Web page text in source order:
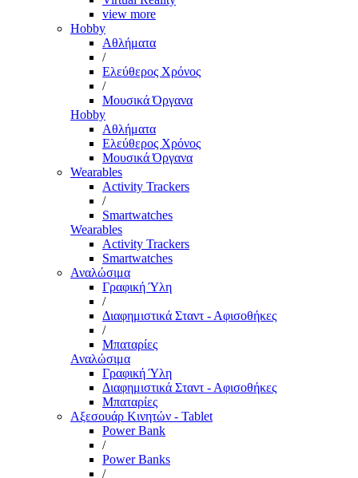
view more
Hobby
Αθλήματα
/
Ελεύθερος Χρόνος
/
Μουσικά Όργανα
Hobby
Αθλήματα
Ελεύθερος Χρόνος
Μουσικά Όργανα
Wearables
Activity Trackers
/
Smartwatches
Wearables
Activity Trackers
Smartwatches
Αναλώσιμα
Γραφική Ύλη
/
Διαφημιστικά Σταντ - Αφισοθήκες
/
Μπαταρίες
Αναλώσιμα
Γραφική Ύλη
Διαφημιστικά Σταντ - Αφισοθήκες
Μπαταρίες
Αξεσουάρ Κινητών - Tablet
Power Bank
/
Power Banks
/